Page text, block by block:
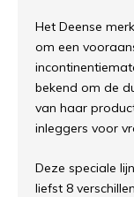
Het Deense
om een
bekend om de
van haar
inleggers voor
Deze speciale
liefst 8